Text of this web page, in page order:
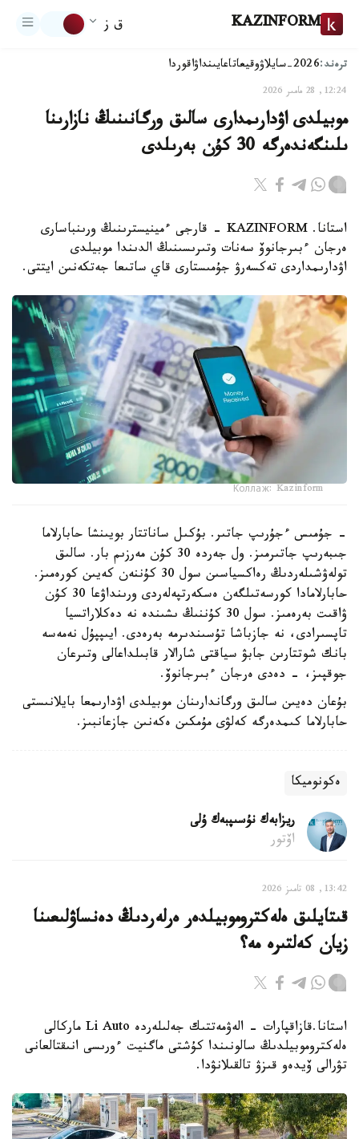
KAZINFORM ق ز
ترەند:2026-سايلاۋ وقيعاتاعايىنداۋاقوردا
12:24, 28 مامىر 2026
موبيلدى اۋدارىمدارى سالىق ورگانىنىڭ نازارىنا
ىلىنگەندەرگە 30 كۇن بەرىلدى
استانا. KAZINFORM - قارجى ءمينيسترىنىڭ ورىنباسارى
ەرجان ءبىرجانوۆ سەنات وتىرىسىنىڭ الدىندا موبيلدى
اۋدارىمداردى تەكسەرۋ جۇمىستارى قاي ساتىعا جەتكەنىن ايتتى.
Коллаж: Kazinform
- جۇمىس ءجۇرىپ جاتىر. بۇكىل ساناتتار بويىنشا حابارلاما
جىبەرىپ جاتىرمىز. ول جەردە 30 كۇن مەرزىم بار. سالىق
تولەۋشىلەردىڭ رەاكسياسىن سول 30 كۇننەن كەيىن كورەمىز.
حابارلامادا كورسەتىلگەن ەسكەرتپەلەردى ورىنداۋعا 30 كۇن
ۋاقىت بەرەمىز. سول 30 كۇننىڭ ىشىندە نە دەكلاراتسيا
تاپسىرادى، نە جازباشا تۇسىندىرمە بەرەدى. ايىپپۇل نەمەسە
بانك شوتتارىن جابۋ سياقتى شارالار قابىلداعالى وتىرعان
جوقپىز، - دەدى ەرجان ءبىرجانوۆ.
بۇعان دەيىن سالىق ورگاندارىنان موبيلدى اۋدارىمعا بايلانىستى
حابارلاما كىمدەرگە كەلۋى مۇمكىن ەكەنىن جازعانبىز.
ەكونوميكا
ريزابەك نۇسىپبەك ۇلى
اۆتور
13:42, 08 تامىز 2026
قىتايلىق ەلەكتروموبيلدەر ەرلەردىڭ دەنساۋلىعىنا
زيان كەلتىرە مە؟
استانا.قازاقپارات - الەۋمەتتىك جەلىلەردە Li Auto ماركالى
ەلەكتروموبيلدىڭ سالونىندا كۇشتى ماگنيت ءورىسى انىقتالعانى
تۋرالى ۆيدەو قىزۋ تالقىلانۋدا.